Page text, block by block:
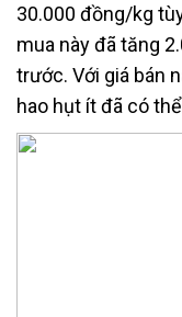
30.000 đồng/kg
mua này đã tăng
trước. Với giá bán
hao hụt ít đã có